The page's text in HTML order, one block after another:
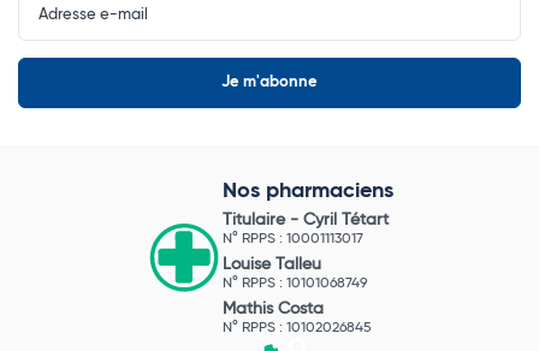
Newsletter
Nos pharmaciens
Titulaire - Cyril Tétart
N° RPPS : 10001113017
Louise Talleu
N° RPPS : 10101068749
Mathis Costa
N° RPPS : 10102026845